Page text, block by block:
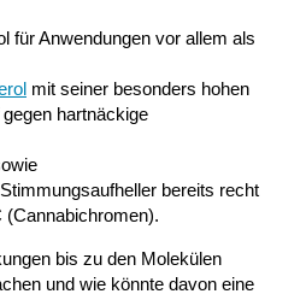
für Anwendungen vor allem als
mit seiner besonders hohen
hartnäckige
bereits recht
bis zu den Molekülen
und wie könnte davon eine